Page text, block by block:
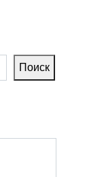
Поиск